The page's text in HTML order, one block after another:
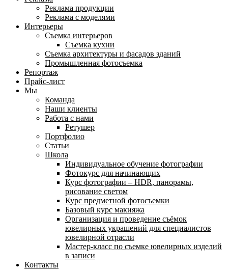
Реклама продукции
Реклама с моделями
Интерьеры
Съемка интерьеров
Съемка кухни
Съемка архитектуры и фасадов зданий
Промышленная фотосъемка
Репортаж
Прайс-лист
Мы
Команда
Наши клиенты
Работа с нами
Ретушер
Портфолио
Статьи
Школа
Индивидуальное обучение фотографии
Фотокурс для начинающих
Курс фотографии – HDR, панорамы,
рисование светом
Курс предметной фотосъемки
Базовый курс макияжа
Организация и проведение съёмок
ювелирных украшений для специалистов
ювелирной отрасли
Мастер-класс по съемке ювелирных изделий
в записи
Контакты